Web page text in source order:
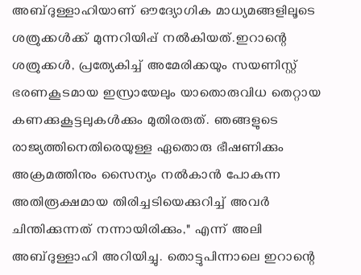
അബ്ദുള്ളാഹിയാണ് ഔദ്യോഗിക മാധ്യമങ്ങളിലൂടെ
ശത്രുക്കൾക്ക് മുന്നറിയിപ്പ് നൽകിയത്.ഇറാന്റെ
ശത്രുക്കൾ, പ്രത്യേകിച്ച് അമേരിക്കയും സയണിസ്റ്റ്
ഭരണകൂടമായ ഇസ്രായേലും യാതൊരുവിധ തെറ്റായ
കണക്കുകൂട്ടലുകൾക്കും മുതിരരുത്. ഞങ്ങളുടെ
രാജ്യത്തിനെതിരെയുള്ള ഏതൊരു ഭീഷണിക്കും
അക്രമത്തിനും സൈന്യം നൽകാൻ പോകുന്ന
അതിരൂക്ഷമായ തിരിച്ചടിയെക്കുറിച്ച് അവർ
ചിന്തിക്കുന്നത് നന്നായിരിക്കും," എന്ന് അലി
അബ്ദുള്ളാഹി അറിയിച്ചു. തൊട്ടുപിന്നാലെ ഇറാന്റെ